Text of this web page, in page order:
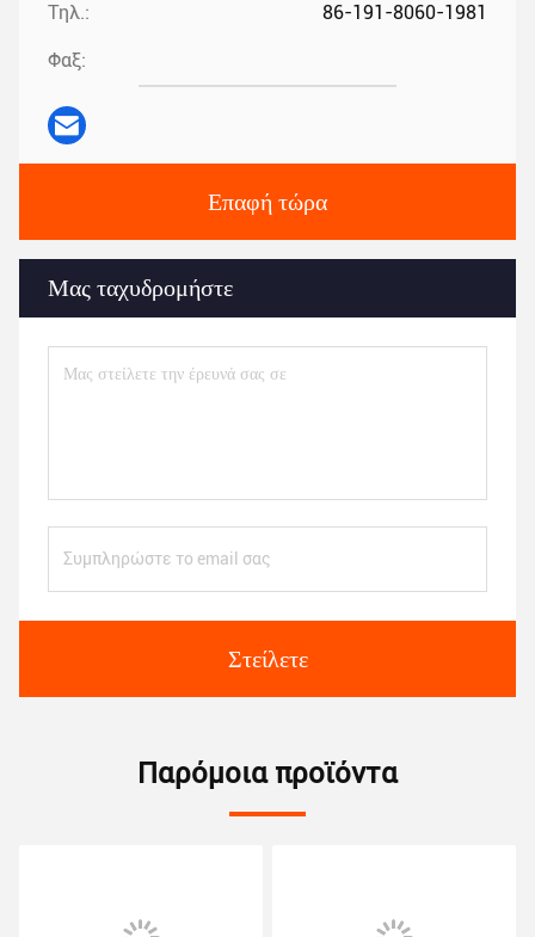
Τηλ.: 86-191-8060-1981
Φαξ:
Επαφή τώρα
Μας ταχυδρομήστε
Στείλετε
Παρόμοια προϊόντα